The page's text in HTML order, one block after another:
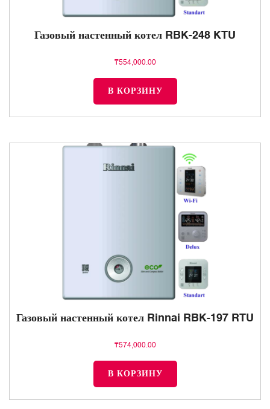
Газовый настенный котел RBK-248 KTU
₸554,000.00
В КОРЗИНУ
Газовый настенный котел Rinnai RBK-197 RTU
₸574,000.00
В КОРЗИНУ